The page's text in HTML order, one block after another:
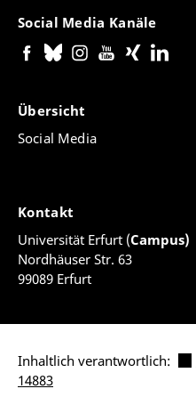
Social Media Kanäle
Übersicht
Social Media
Kontakt
Universität Erfurt (Campus)
Nordhäuser Str. 63
99089 Erfurt
Inhaltlich verantwortlich:
14883